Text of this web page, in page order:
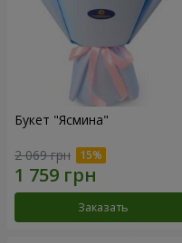
Букет "Ясмина"
2 069 грн
Заказать